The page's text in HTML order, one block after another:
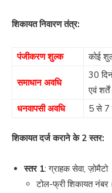
शिकायत निवारण तंत्र:
पंजीकरण शुल्क कोई
समाधान अवधि
30
एवं
धनवापसी अवधि
5 से 7
शिकायत दर्ज कराने के 2 स्तर:
स्तर 1: ग्राहक सेवा, ज़ोमैटो
टोल-फ्री शिकायत नंबर